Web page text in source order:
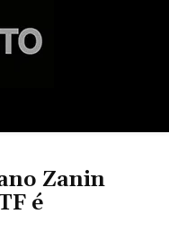
Zanin
é